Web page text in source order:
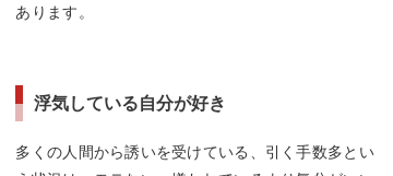
あります。
浮気している自分が好き
多くの人間から誘いを受けている、引く手数多とい